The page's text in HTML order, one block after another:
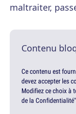
maltraiter,
Contenu
Ce contenu est
devez accepter les
Modifiez ce choix à
de la